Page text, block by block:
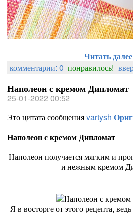
Читать
комментарии: 0 понравилось!
Наполеон с кремом Дипломат
25-01-2022 00:52
Это цитата сообщенияvartysh
Наполеон с кремом Дипломат
Наполеон получается мягким и
и нежным кремом
Я в восторге от этого рецепта,